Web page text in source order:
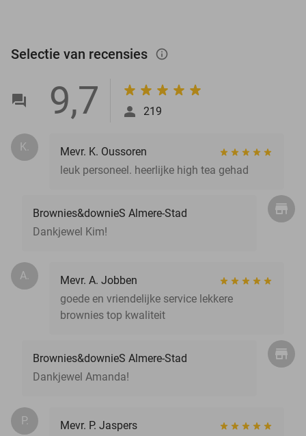
Selectie van recensies info_outlined
9,7 219
K.
Mevr. K. Oussoren
leuk personeel. heerlijke high tea gehad
Brownies&downieS Almere-Stad
Dankjewel Kim!
A.
Mevr. A. Jobben
goede en vriendelijke service lekkere
brownies top kwaliteit
Brownies&downieS Almere-Stad
Dankjewel Amanda!
P.
Mevr. P. Jaspers